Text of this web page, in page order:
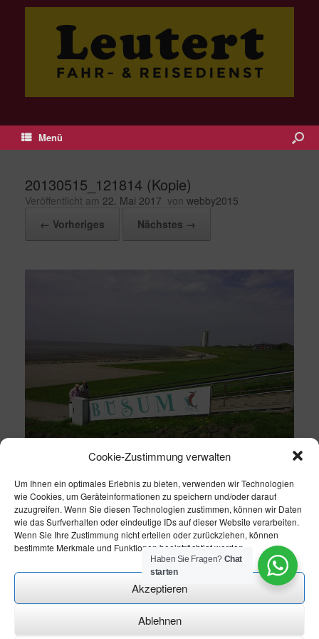
Cookie-Zustimmung verwalten
Um Ihnen ein optimales Erlebnis zu bieten, verwenden wir Technologien
wie Cookies, um Geräteinformationen zu speichern und/oder darauf
zuzugreifen. Wenn Sie diesen Technologien zustimmen, können wir Daten
wie das Surfverhalten oder eindeutige IDs auf dieser Website verarbeiten.
Wenn Sie Ihre Zustimmung nicht erteilen oder zurückziehen, können
bestimmte Merkmale und Funktionen beeinträchtigt werden.
Akzeptieren
Ablehnen
Menü
20130515_121814 (Kopie)
Veröffentlicht am 22. Mai 2017 von webby2015
← Vorheriges
Nächstes →
CN-Homepageservice
Haben Sie Fragen? Chat
starten